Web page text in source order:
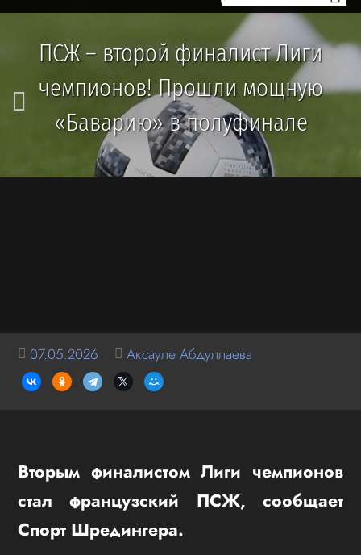
ПСЖ – второй финалист Лиги
чемпионов! Прошли мощную
«Баварию» в полуфинале
07.05.2026 Аксауле Абдуллаева
Вторым финалистом Лиги чемпионов
стал французский ПСЖ, сообщает
Спорт Шредингера.